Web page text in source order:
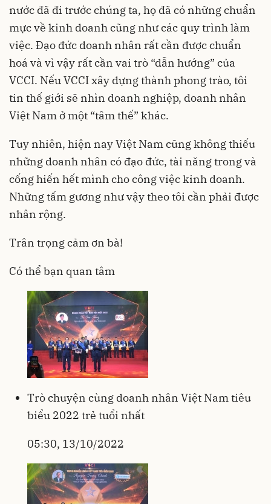
nước đã đi trước chúng ta, họ đã có những chuẩn
mực về kinh doanh cũng như các quy trình làm
việc. Đạo đức doanh nhân rất cần được chuẩn
hoá và vì vậy rất cần vai trò “dẫn hướng” của
VCCI. Nếu VCCI xây dựng thành phong trào, tôi
tin thế giới sẽ nhìn doanh nghiệp, doanh nhân
Việt Nam ở một “tâm thế” khác.
Tuy nhiên, hiện nay Việt Nam cũng không thiếu
những doanh nhân có đạo đức, tài năng trong và
cống hiến hết mình cho công việc kinh doanh.
Những tấm gương như vậy theo tôi cần phải được
nhân rộng.
Trân trọng cảm ơn bà!
Có thể bạn quan tâm
Trò chuyện cùng doanh nhân Việt Nam tiêu
biểu 2022 trẻ tuổi nhất
05:30, 13/10/2022